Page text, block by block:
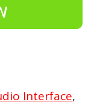
Interface,